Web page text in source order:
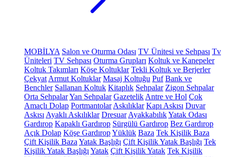
MOBİLYA Salon ve Oturma Odası TV Ünitesi ve Sehpası Tv
Üniteleri TV Sehpası Oturma Grupları Koltuk ve Kanepeler
Koltuk Takımları Köşe Koltuklar Tekli Koltuk ve Berjerler
Çekyat Armut Koltuklar Masaj Koltuğu Puf Bank ve
Benchler Sallanan Koltuk Kitaplık Sehpalar Zigon Sehpalar
Orta SehpalarYan Sehpalar Gazetelik Antre ve Hol Çok
Amaçlı Dolap Portmantolar Askılıklar Kapı Askısı Duvar
Askısı Ayaklı Askılıklar Dresuar AyakkabılıkYatak Odası
Gardırop Kapaklı Gardırop Sürgülü Gardırop Bez Gardırop
Açık Dolap Köşe GardıropYüklük Baza Tek Kişilik Baza
Çift Kişilik Baza Yatak Başlığı Çift Kişilik Yatak Başlığı Tek
Kişilik Yatak Başlığı Yatak Çift Kişilik Yatak Tek Kişilik